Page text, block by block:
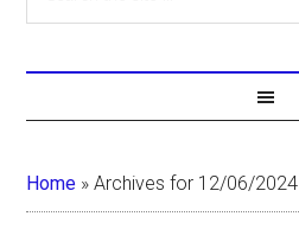
Home »Archives for 12/06/2024